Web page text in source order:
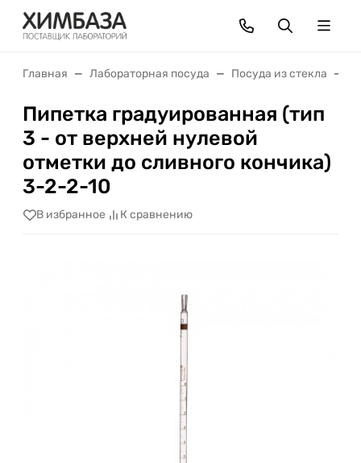
Главная Лабораторная посуда Посуда из стекла
Пипетка градуированная (тип
3 - от верхней нулевой
отметки до сливного кончика)
3-2-2-10
В избранное К сравнению